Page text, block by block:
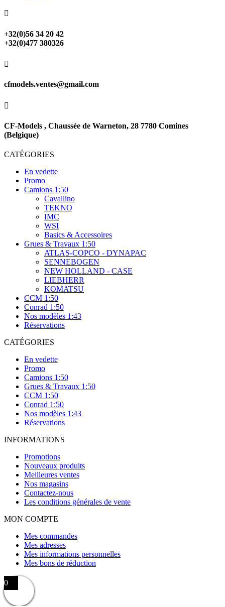

+32(0)56 34 20 42
+32(0)477 380326

cfmodels.ventes@gmail.com

CF-Models , Chaussée de Warneton, 28 7780 Comines
(Belgique)
CATÉGORIES
En vedette
Promo
Camions 1:50
Cavallino
TEKNO
IMC
WSI
Basics & Accessoires
Grues & Travaux 1:50
ATLAS-COPCO - DYNAPAC
SENNEBOGEN
NEW HOLLAND - CASE
LIEBHERR
KOMATSU
CCM 1:50
Conrad 1:50
Nos modèles 1:43
Réservations
CATÉGORIES
En vedette
Promo
Camions 1:50
Grues & Travaux 1:50
CCM 1:50
Conrad 1:50
Nos modèles 1:43
Réservations
INFORMATIONS
Promotions
Nouveaux produits
Meilleures ventes
Nos magasins
Contactez-nous
Les conditions générales de vente
MON COMPTE
Mes commandes
Mes adresses
Mes informations personnelles
Mes bons de réduction
0